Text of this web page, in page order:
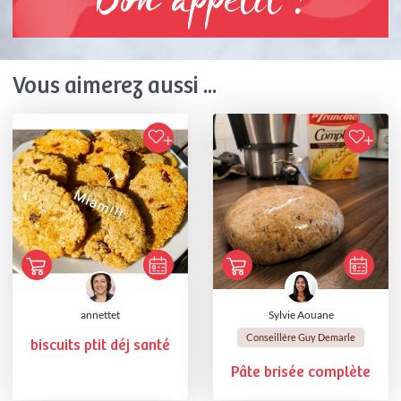
Vous aimerez aussi ...
annettet
biscuits ptit déj santé
Sylvie Aouane
Conseillère Guy Demarle
Pâte brisée complète